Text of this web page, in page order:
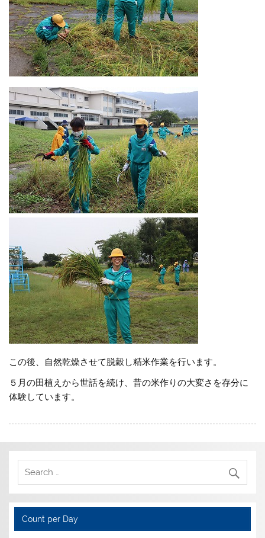
この後、自然乾燥させて脱穀し精米作業を行います。
５月の田植えから世話を続け、昔の米作りの大変さを存分に
体験しています。
Count per Day